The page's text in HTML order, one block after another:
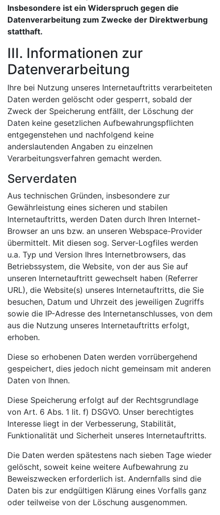
Insbesondere ist ein Widerspruch gegen die
Datenverarbeitung zum Zwecke der Direktwerbung
statthaft.
III. Informationen zur
Datenverarbeitung
Ihre bei Nutzung unseres Internetauftritts verarbeiteten
Daten werden gelöscht oder gesperrt, sobald der
Zweck der Speicherung entfällt, der Löschung der
Daten keine gesetzlichen Aufbewahrungspflichten
entgegenstehen und nachfolgend keine
anderslautenden Angaben zu einzelnen
Verarbeitungsverfahren gemacht werden.
Serverdaten
Aus technischen Gründen, insbesondere zur
Gewährleistung eines sicheren und stabilen
Internetauftritts, werden Daten durch Ihren Internet-
Browser an uns bzw. an unseren Webspace-Provider
übermittelt. Mit diesen sog. Server-Logfiles werden
u.a. Typ und Version Ihres Internetbrowsers, das
Betriebssystem, die Website, von der aus Sie auf
unseren Internetauftritt gewechselt haben (Referrer
URL), die Website(s) unseres Internetauftritts, die Sie
besuchen, Datum und Uhrzeit des jeweiligen Zugriffs
sowie die IP-Adresse des Internetanschlusses, von dem
aus die Nutzung unseres Internetauftritts erfolgt,
erhoben.
Diese so erhobenen Daten werden vorrübergehend
gespeichert, dies jedoch nicht gemeinsam mit anderen
Daten von Ihnen.
Diese Speicherung erfolgt auf der Rechtsgrundlage
von Art. 6 Abs. 1 lit. f) DSGVO. Unser berechtigtes
Interesse liegt in der Verbesserung, Stabilität,
Funktionalität und Sicherheit unseres Internetauftritts.
Die Daten werden spätestens nach sieben Tage wieder
gelöscht, soweit keine weitere Aufbewahrung zu
Beweiszwecken erforderlich ist. Andernfalls sind die
Daten bis zur endgültigen Klärung eines Vorfalls ganz
oder teilweise von der Löschung ausgenommen.